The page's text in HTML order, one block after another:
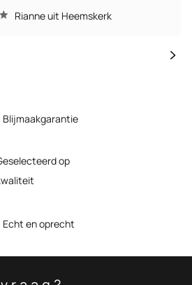
Rianne uit Heemskerk
Blijmaakgarantie
op
Echt en oprecht